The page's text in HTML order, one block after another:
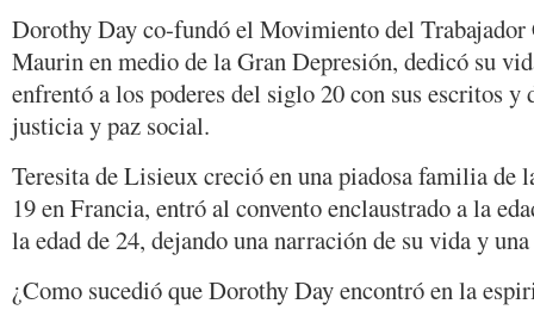
Dorothy Day co-fundó el Movimiento del Trabajador
Maurin en medio de la Gran Depresión, dedicó su
enfrentó a los poderes del siglo 20 con sus escritos y
justicia y paz social.
Teresita de Lisieux creció en una piadosa familia de
19 en Francia, entró al convento enclaustrado a la
la edad de 24, dejando una narración de su vida y
¿Como sucedió que Dorothy Day encontró en la